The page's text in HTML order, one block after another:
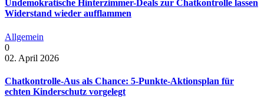
Undemokratische Hinterzimmer-Deals zur Chatkontrolle lassen
Widerstand wieder aufflammen
Allgemein
0
02. April 2026
Chatkontrolle-Aus als Chance: 5-Punkte-Aktionsplan für
echten Kinderschutz vorgelegt